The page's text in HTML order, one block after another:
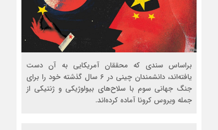
براساس سندی که محققان آمریکایی به آن دست
یافته‌اند، دانشمندان چینی در ۶ سال گذشته خود را برای
جنگ جهانی سوم با سلاح‌های بیولوژیکی و ژنتیکی از
جمله ویروس کرونا آماده کرده‌اند.